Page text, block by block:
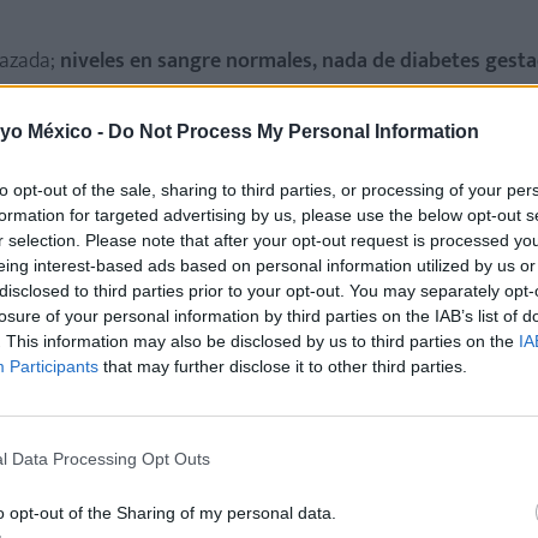
México - Do Not Process My Personal Information
opt-out of the sale, sharing to third parties, or processing of your
for targeted advertising by us, please use the below opt-out
selection. Please note that after your opt-out request is processed
interest-based ads based on personal information utilized by us
to third parties prior to your opt-out. You may separately
of your personal information by third parties on the IAB’s list of
This information may also be disclosed by us to third parties on the
Participants that may further disclose it to other third parties.
Data Processing Opt Outs
opt-out of the Sharing of my personal data.
niveles en sangre normales, nada de diabetes
el parto-el cual fue sumamente rápido-, y no tuve
formar un nuevo ser humano. Tenemos la fuerza
mágico.
y sucede que su cuerpo ya estaba deficiente,
las deficiencias, es que éstas se hacen más notorias.
dormía bastante, incluso así practicaba ejercicio; el
fue que pude hacer ejercicio hasta casi el momento
de toda la vida, y a los nueve días regresé a las
madres y los cuerpos son
o peor, pero tú, ¿aconsejas